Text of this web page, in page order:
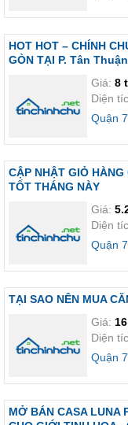
HOT HOT – CHÍNH
GÒN TẠI P. Tân
Giá: 8
Diện
Quận 7
CẬP NHẬT GIỎ
TỐT THÁNG NÀY
Giá:
Diện
Quận 7
TẠI SAO NÊN MUA
Giá:
Diện
Quận 7
MỞ BÁN CASA LUNA